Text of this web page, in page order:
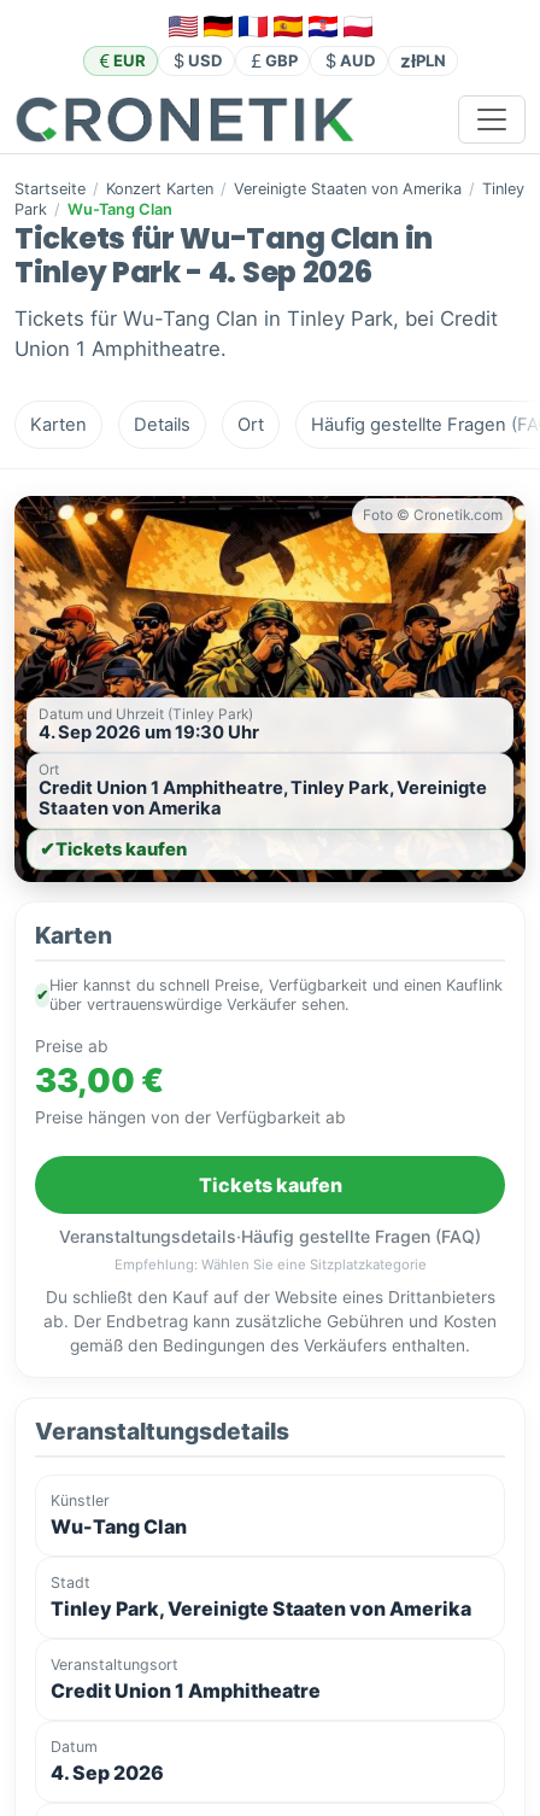
EUR USD GBP AUD złPLN
Startseite / Konzert Karten / Vereinigte Staaten von Amerika / Tinley
Park / Wu-Tang Clan
Tickets für Wu-Tang Clan in
Tinley Park - 4. Sep 2026
Tickets für Wu-Tang Clan in Tinley Park, bei Credit
Union 1 Amphitheatre.
Karten Details Ort Häufig gestellte Fragen
Foto © Cronetik.com
Datum und Uhrzeit (Tinley Park)
4. Sep 2026 um 19:30 Uhr
Ort
Credit Union 1 Amphitheatre, Tinley Park, Vereinigte
Staaten von Amerika
✔Tickets kaufen
Karten
✔
Hier kannst du schnell Preise, Verfügbarkeit und einen Kauflink
über vertrauenswürdige Verkäufer sehen.
Preise ab
33,00 €
Preise hängen von der Verfügbarkeit ab
Tickets kaufen
Veranstaltungsdetails·Häufig gestellte Fragen (FAQ)
Empfehlung: Wählen Sie eine Sitzplatzkategorie
Du schließt den Kauf auf der Website eines Drittanbieters
ab. Der Endbetrag kann zusätzliche Gebühren und Kosten
gemäß den Bedingungen des Verkäufers enthalten.
Veranstaltungsdetails
Künstler
Wu-Tang Clan
Stadt
Tinley Park, Vereinigte Staaten von Amerika
Veranstaltungsort
Credit Union 1 Amphitheatre
Datum
4. Sep 2026